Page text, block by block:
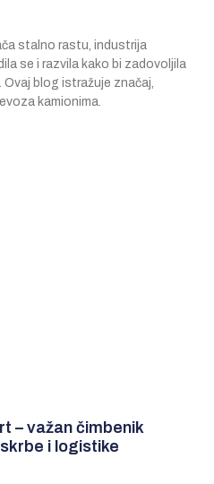
stalno rastu, industrija
se i razvila kako bi zadovoljila
blog istražuje značaj,
kamionima.
– važan čimbenik
i logistike